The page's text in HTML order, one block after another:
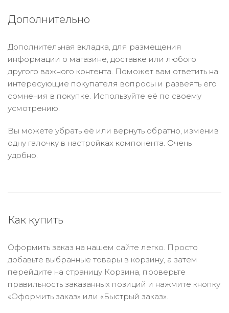
Дополнительно
Дополнительная вкладка, для размещения
информации о магазине, доставке или любого
другого важного контента. Поможет вам ответить на
интересующие покупателя вопросы и развеять его
сомнения в покупке. Используйте её по своему
усмотрению.
Вы можете убрать её или вернуть обратно, изменив
одну галочку в настройках компонента. Очень
удобно.
Как купить
Оформить заказ на нашем сайте легко. Просто
добавьте выбранные товары в корзину, а затем
перейдите на страницу Корзина, проверьте
правильность заказанных позиций и нажмите кнопку
«Оформить заказ» или «Быстрый заказ».